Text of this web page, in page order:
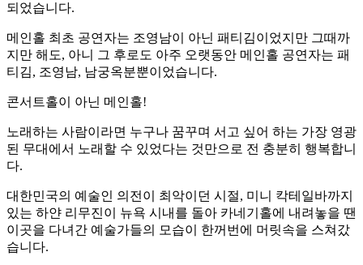
되었습니다.
메인홀 최초 공연자는 조영남이 아닌 패티김이었지만 그때까
지만 해도, 아니 그 후로도 아주 오랫동안 메인홀 공연자는 패
티김, 조영남, 남궁옥분뿐이었습니다.
콘서트홀이 아닌 메인홀!
노래하는 사람이라면 누구나 꿈꾸며 서고 싶어 하는 가장 영광
된 무대에서 노래할 수 있었다는 것만으로 전 충분히 행복합니
다.
대한민국의 예술인 의전이 최악이던 시절, 미니 칵테일바까지
있는 하얀 리무진이 뉴욕 시내를 돌아 카네기홀에 내려놓을 땐
이곳을 다녀간 예술가들의 모습이 한꺼번에 머릿속을 스쳐갔
습니다.